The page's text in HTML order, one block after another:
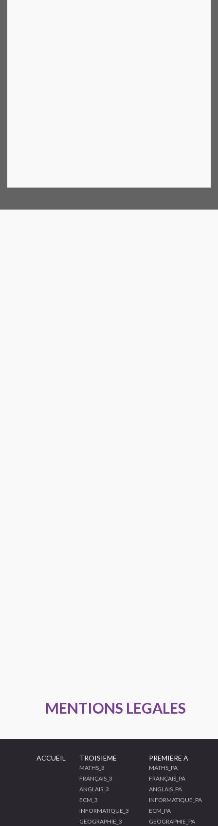
MENTIONS LEGALES
ACCUEIL TROISIEME
MATHS_3
FRANÇAIS_3
ANGLAIS_3
ECM_3
INFORMATIQUE_3
GEOGRAPHIE_3
PREMIERE A
MATHS_PA
FRANÇAIS_PA
ANGLAIS_PA
INFORMATIQUE_PA
ECM_PA
GEOGRAPHIE_PA